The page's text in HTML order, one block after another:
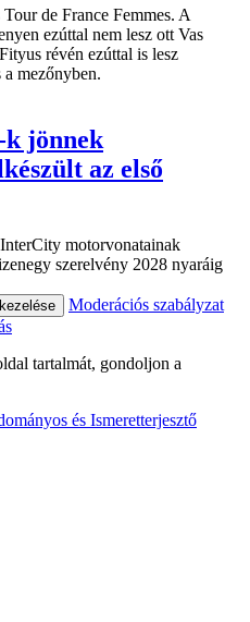
de France Femmes. A
ezúttal nem lesz ott Vas
révén ezúttal is lesz
mezőnyben.
jönnek
az első
motorvonatainak
szerelvény 2028 nyaráig
Moderációs szabályzat
tartalmát, gondoljon a
és Ismeretterjesztő